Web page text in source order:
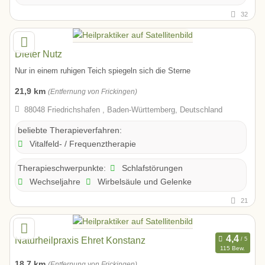
32
Dieter Nutz
Nur in einem ruhigen Teich spiegeln sich die Sterne
21,9 km (Entfernung von Frickingen)
88048 Friedrichshafen , Baden-Württemberg, Deutschland
beliebte Therapieverfahren:
Vitalfeld- / Frequenztherapie
Therapieschwerpunkte:
Schlafstörungen
Wechseljahre
Wirbelsäule und Gelenke
21
Naturheilpraxis Ehret Konstanz
115 Bew.